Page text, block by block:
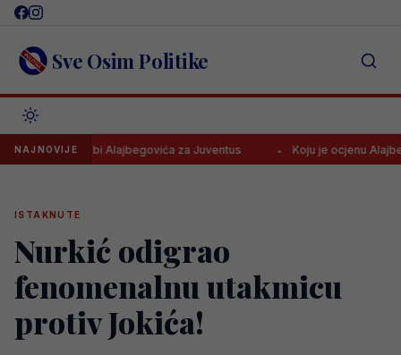
Skip
content Sve Osim Politike
NAJNOVIJE
Alajbegovića za Juventus Koju je ocjenu Alajbegović dobio u
ISTAKNUTE
Nurkić odigrao
fenomenalnu utakmicu
protiv Jokića!